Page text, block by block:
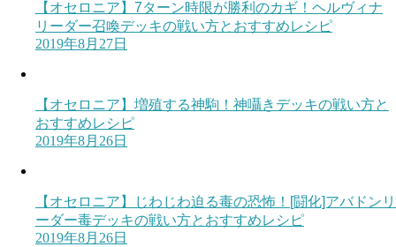
【オセロニア】7ターン時限が勝利のカギ！ヘルヴィナ
リーダー召喚デッキの戦い方とおすすめレシピ
2019年8月27日
【オセロニア】増殖する神駒！神囁きデッキの戦い方と
おすすめレシピ
2019年8月26日
【オセロニア】じわじわ迫る毒の恐怖！[闘化]アバドンリ
ーダー毒デッキの戦い方とおすすめレシピ
2019年8月26日